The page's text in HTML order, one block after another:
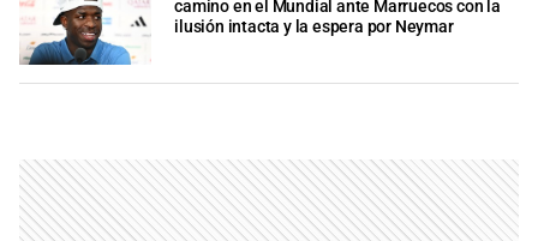
camino en el Mundial ante Marruecos con la
ilusión intacta y la espera por Neymar